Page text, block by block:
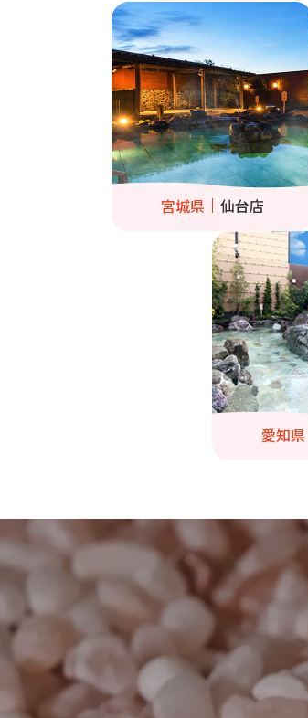
宮城県 仙台店
愛知県